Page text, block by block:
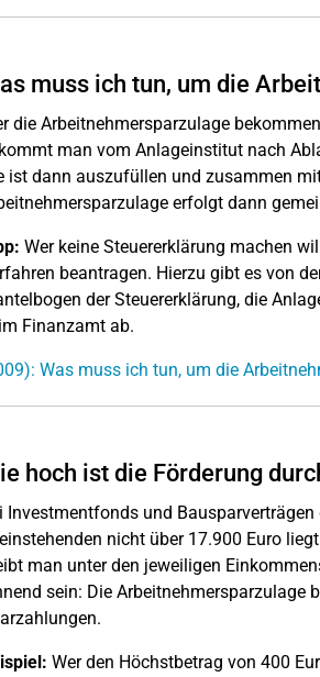
muss ich tun, um die
die Arbeitnehmersparzulage
man vom Anlageinstitut nach
ist dann auszufüllen und zusammen
erfolgt dann
Wer keine Steuererklärung machen
beantragen. Hierzu gibt es von
der Steuererklärung, die
Finanzamt ab.
Was muss ich tun, um die
hoch ist die Förderung
Investmentfonds und
nicht über 17.900 Euro
man unter den jeweiligen
sein: Die
Wer den Höchstbetrag von 400